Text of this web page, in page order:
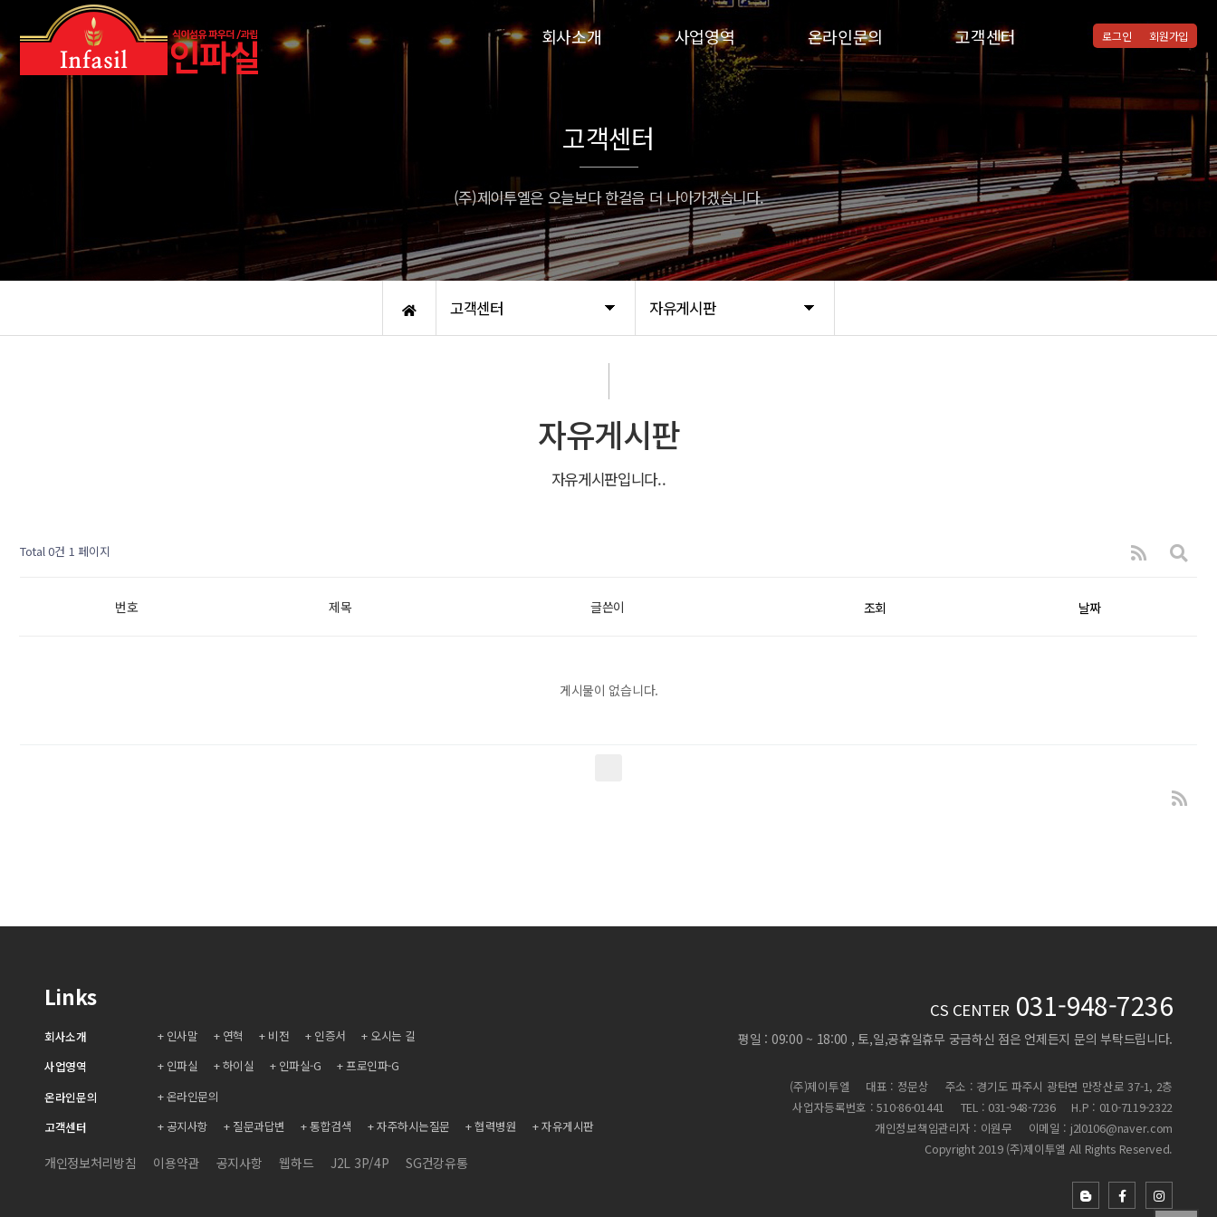
회사소개
비전
인증서
오시는 길
사업영역
인파실
프로인파-G
온라인문의
온라인문의
고객센터
통합검색
자주하시는질문
협력병원
자유게시판
로그인 회원가입
고객센터 자유게시판
고객센터
(주)제이투엘은 오늘보다 한걸음 더 나아가겠습니다.
자유게시판
자유게시판입니다..
Total 0건 1 페이지
번호 제목 글쓴이 조회 날짜
게시물이 없습니다.
Links
회사소개 인사말 연혁 비전 인증서
오시는 길
사업영역
인파실 하이실 인파실-G
프로인파-G
온라인문의
온라인문의
고객센터
공지사항 질문과답변 통합검색 자주하시는질문 협력병원 자유게시판
개인정보처리방침 이용약관 공지사항 웹하드 J2L 3P/4P SG건강유통
CS CENTER 031-948-7236
평일 : 09:00 ~ 18:00 , 토,일,공휴일휴무 궁금하신 점은 언제든지 문의 부탁드립니다.
(주)제이투엘 대표 : 정문상
주소 : 경기도 파주시 광탄면 만장산로 37-1, 2층
사업자등록번호 : 510-86-01441
TEL : 031-948-7236
H.P : 010-7119-2322
개인정보책임관리자 : 이원무
이메일 : j2l0106@naver.com
Copyright 2019 (주)제이투엘 All Rights Reserved.